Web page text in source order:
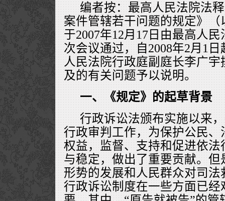
编者按：最高人民法院法
案件管辖若干问题的规定》
于2007年12月17日由最高人
次会议通过，自2008年2月1
人民法院行政庭副庭长李广
及的有关问题予以说明。
一、《规定》的起草背景
行政诉讼法颁布实施以来
行政审判工作，为保护公民
权益，监督、支持和促进依
与稳定，做出了重要贡献。
形势的发展和人民群众对司
行政诉讼制度在一些方面已